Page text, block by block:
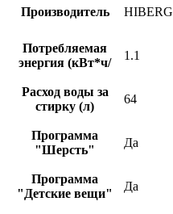
Производитель HIBERG
Потребляемая
энергия (кВт*ч/
1.1
Расход воды за
стирку (л)
64
Программа
"Шерсть"
Да
Программа
"Детские вещи"
Да